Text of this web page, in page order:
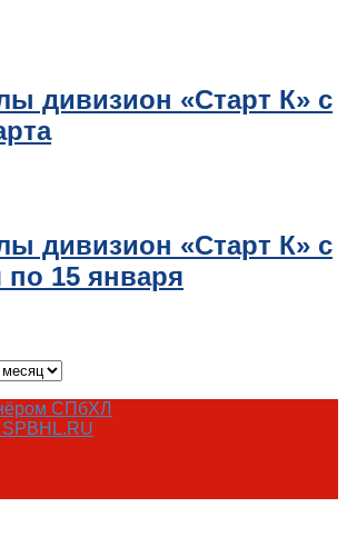
дивизион «Старт К» с
дивизион «Старт К» с
по 15 января
СПбХЛ